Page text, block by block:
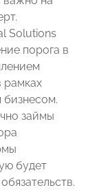
Solutions
порога в
рамках
займы
будет